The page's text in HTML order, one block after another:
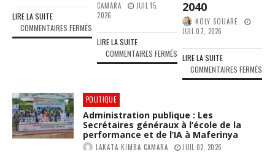
LIRE LA SUITE
COMMENTAIRES FERMÉS
GUINÉE
L’HOMMAGE
LA
CNTG
À
HADJA
ANDRÉE
CAMARA
JUIL 15,
2026
LIRE LA SUITE
COMMENTAIRES FERMÉSSUR
EXAMENS
NATIONAUX
SNE
DÉNONCE
UNE
2040
KOLY SOUARE
JUIL 07, 2026
LIRE LA SUITE
COMMENTAIRES FERMÉS
POLITIQUE
Administration publique : Les
Secrétaires généraux à l’école de la
performance et de l’IA à Maferinya
LAKATA KIMBA CAMARA JUIL 02, 2026